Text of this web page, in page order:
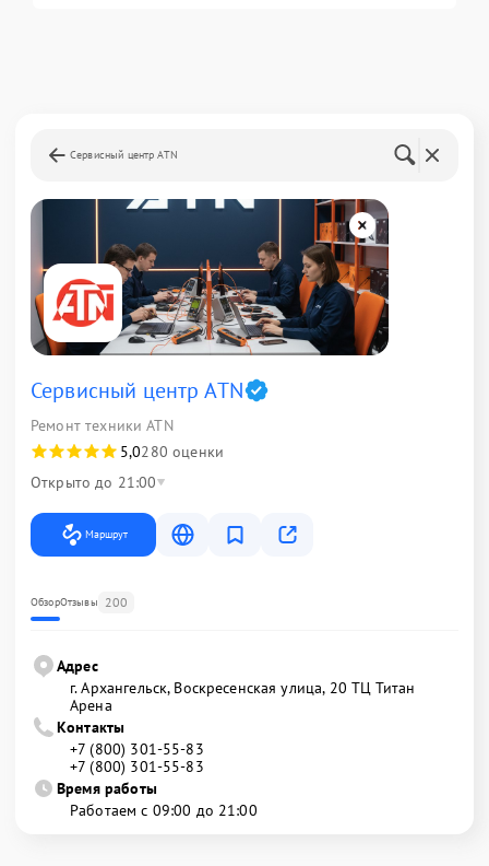
Сервисный центр ATN
Сервисный центр ATN
Ремонт техники ATN
5,0280 оценки
Открыто до 21:00
Маршрут
ОбзорОтзывы 200
Адрес
г. Архангельск, Воскресенская улица, 20 ТЦ Титан
Арена
Контакты
+7 (800) 301-55-83
+7 (800) 301-55-83
Время работы
Работаем с 09:00 до 21:00